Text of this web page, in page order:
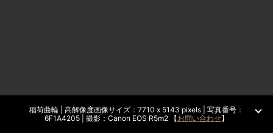
稲荷曲輪 | 高解像度画像サイズ：7710 x 5143 pixels | 写真番号：
6F1A4205 | 撮影：Canon EOS R5m2 【お問い合わせ】